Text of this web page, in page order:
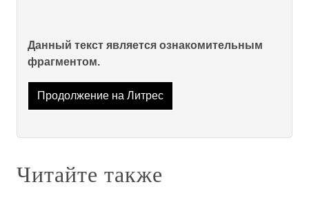
Данный текст является ознакомительным
фрагментом.
Продолжение на Литрес
Читайте также